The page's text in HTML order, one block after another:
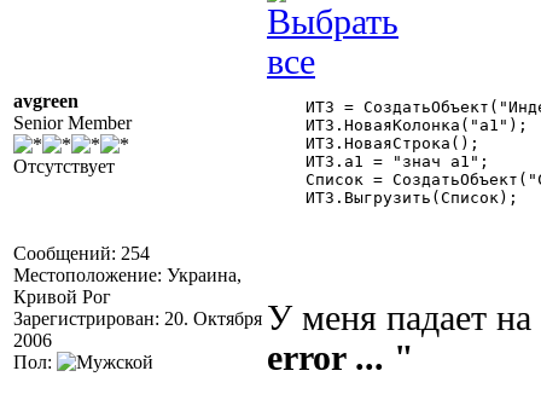
avgreen
Senior Member
Отсутствует
Сообщений: 254
Местоположение: Украина,
Кривой Рог
Зарегистрирован: 20. Октября
2006
Пол:
ИТЗ =
ИТЗ.НоваяКолонка("а1");
ИТЗ.НоваяСтрока();
ИТЗ.а1 = "знач а1";
Список =
ИТЗ.Выгрузить(Список);
У меня падает
error ... "